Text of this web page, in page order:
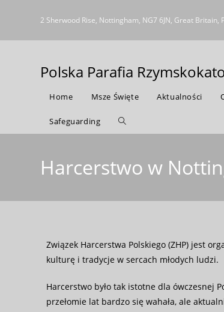
2 Sherwood Rise, Nottingham, NG7 6JN, Great
Polska Parafia
Home Msze Święte Aktualności
Safeguarding
Harcerstwo w
Związek Harcerstwa Polskiego (ZHP) jest
kulturę i tradycje w sercach młodych ludzi.
Harcerstwo było tak istotne dla ówczesnej
przełomie lat bardzo się wahała, ale